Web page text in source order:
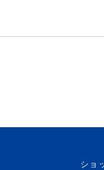
ショ